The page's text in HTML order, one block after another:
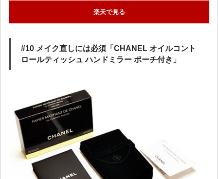
楽天で見る
#10 メイク直しには必須「CHANEL オイルコント
ロールティッシュ ハンドミラー ポーチ付き」